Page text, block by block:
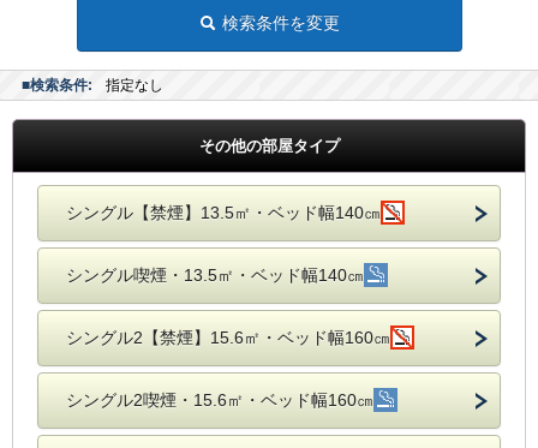
検索条件を変更
■検索条件: 指定なし
その他の部屋タイプ
シングル【禁煙】13.5㎡・ベッド幅140㎝
シングル喫煙・13.5㎡・ベッド幅140㎝
シングル2【禁煙】15.6㎡・ベッド幅160㎝
シングル2喫煙・15.6㎡・ベッド幅160㎝